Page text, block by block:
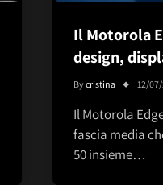
Il Motorola
design,
Bycristina 12/
Il Motorola
fascia media
50 insieme…